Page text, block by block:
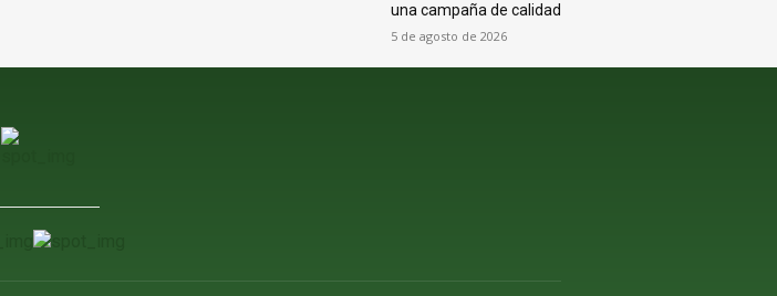
una campaña de calidad
5 de agosto de 2026